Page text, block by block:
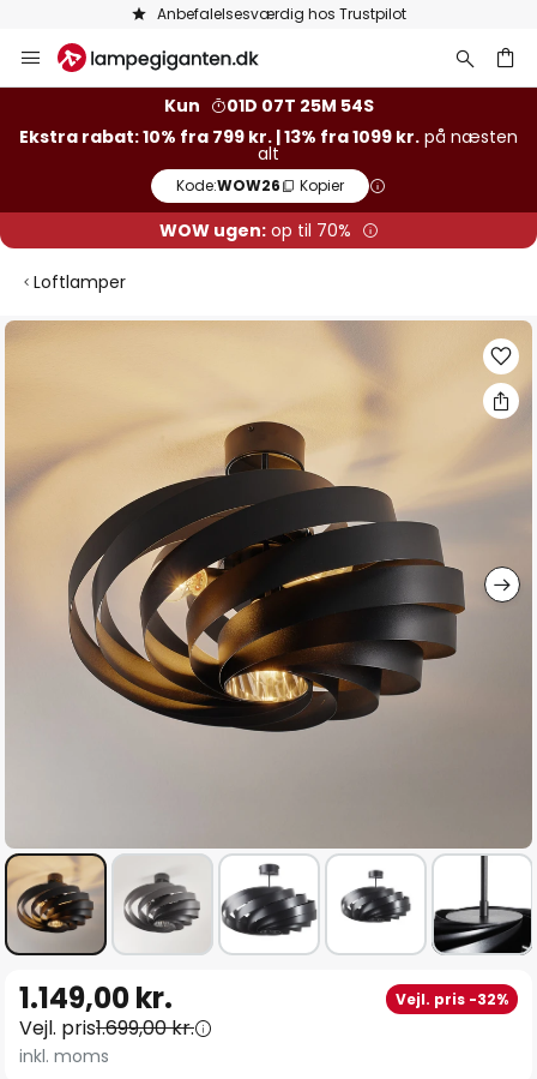
Anbefalelsesværdig hos Trustpilot
to
Kun
01D 07T 25M 53S
Ekstra rabat: 10% fra 799 kr. | 13% fra 1099 kr. på næsten
alt
Kode:WOW26 Kopier
WOW ugen:op til 70%
Loftlamper
Gå
billedgalleriet
starten
af
1.149,00 kr. Vejl. pris -32%
Vejl. pris1.699,00 kr.
inkl. moms